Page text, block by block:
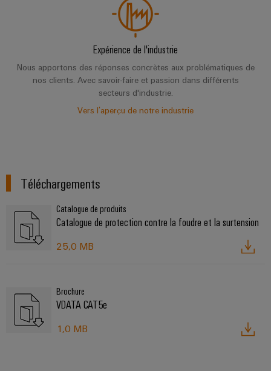
Expérience de l'industrie
Nous apportons des réponses concrètes aux problématiques de
nos clients. Avec savoir-faire et passion dans différents
secteurs d'industrie.
Vers l’aperçu de notre industrie
Téléchargements
Catalogue de produits
Catalogue de protection contre la foudre et la surtension
25,0 MB
Brochure
VDATA CAT5e
1,0 MB